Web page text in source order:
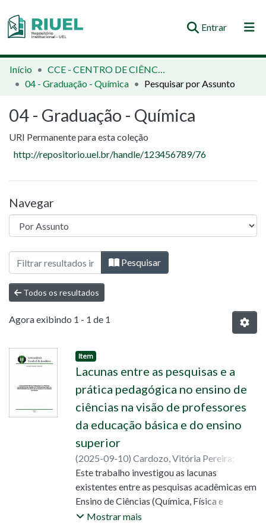
Entrar(current)
Orientações e Normas
Comunidades e Coleções
Busca no Repositório
Início
CCE - CENTRO DE CIÊNCIAS EXATAS
04 - Graduação - Química
Pesquisar por Assunto
04 - Graduação - Química
URI Permanente para esta coleção
http://repositorio.uel.br/handle/123456789/76
Navegar
Navegando 04 - Graduação - Química
Pesquisar
Todos os resultados
Agora exibindo 1 - 1 de 1
Item
Lacunas entre as pesquisas e a
prática pedagógica no ensino de
ciências na visão de professores
da educação básica e do ensino
superior
(2025-09-10) Cardozo, Vitória Pereira
Souza, Miriam Cristina Covre de;Cirino,
Marcelo Maia;Broietti, Fabiele Cristiane
Dias
Este trabalho investigou as lacunas
existentes entre as pesquisas acadêmicas em
Ensino de Ciências (Química, Física e
Biologia), realizadas nas universidades, e as
Mostrar mais